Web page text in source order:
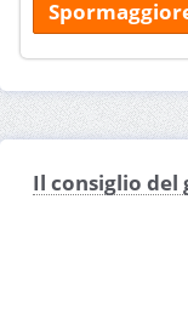
Il consiglio del